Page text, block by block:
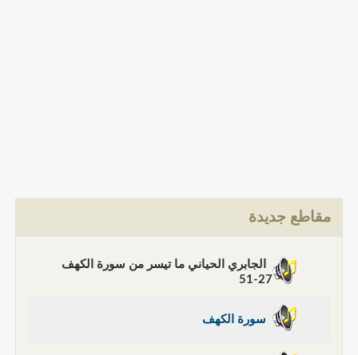
مقاطع جديدة
الجابري الحياني ما تيسر من سورة الكهف
27-51
سورة الكهف